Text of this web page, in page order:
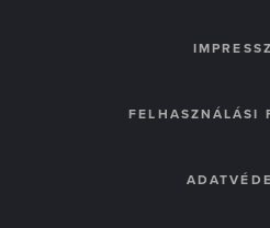
FELHASZNÁLÁSI